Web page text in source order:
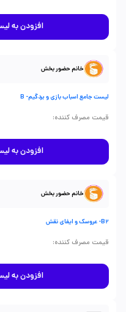
افزودن به لیست
خانم حضور بخش
لیست جامع اسباب بازی و بردگیم- B
قیمت مصرف کننده:
افزودن به لیست
خانم حضور بخش
B2- عروسک و ایفای نقش
قیمت مصرف کننده:
افزودن به لیست